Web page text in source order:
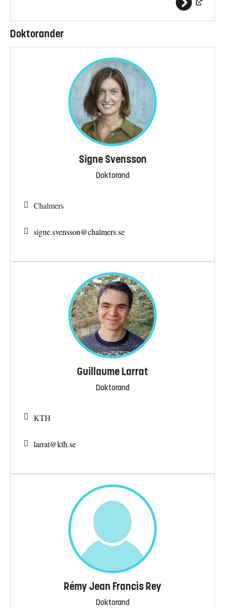
Doktorander
Signe Svensson
Doktorand
Chalmers
signe.svensson@chalmers.se
Guillaume Larrat
Doktorand
KTH
larrat@kth.se
Rémy Jean Francis Rey
Doktorand